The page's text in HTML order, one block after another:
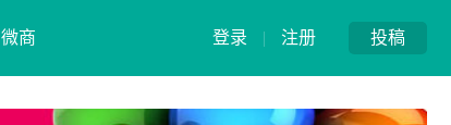
投稿
登录 | 注册
微商